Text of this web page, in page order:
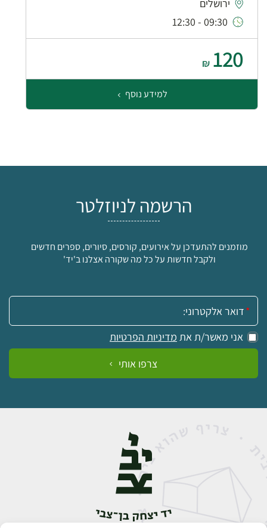
ירושלים
09:30 - 12:30
120
₪
למידע נוסף
הרשמה לניוזלטר
מוזמנים להתעדכן על אירועים, קורסים, סיורים, ספרים חדשים
ולקבל חדשות על כל מה שקורה אצלנו ב'יד'
אימייל:
אני מאשר/ת את מדיניות הפרטיות
צרפו אותי